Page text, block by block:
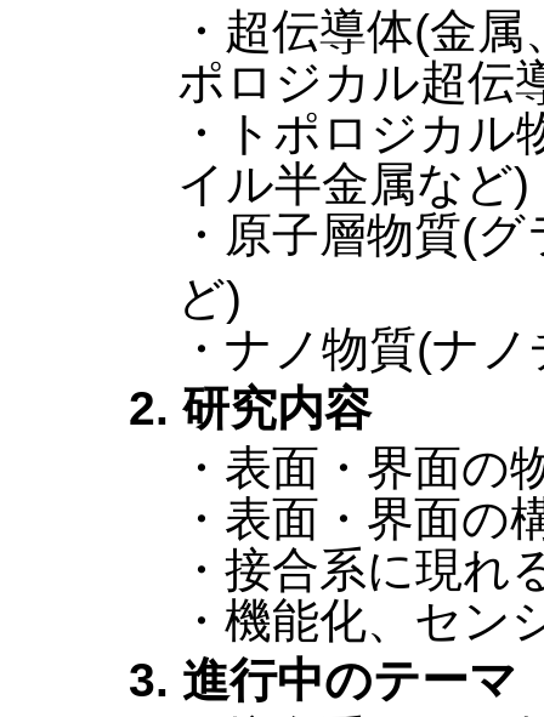
・超伝導体(金
ポロジカル超伝
・トポロジカ
イル半金属など)
・原子層物質(
ど)
・ナノ物質(ナ
2. 研究内容
・表面・界面の
・表面・界面の
・接合系に現れ
・機能化、セン
3. 進行中のテーマ